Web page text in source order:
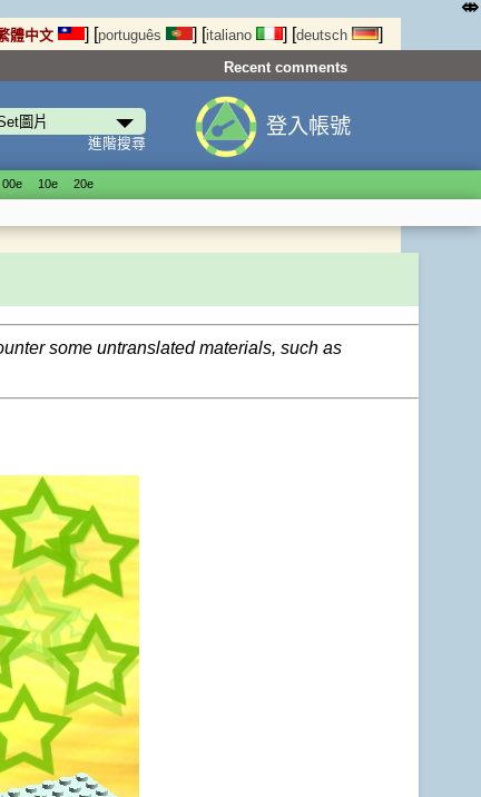
體中文 ] [português ] [italiano ] [deutsch ]
Recent comments
進階搜尋
登入帳號
00е 10е 20е
some untranslated materials, such as
⤄